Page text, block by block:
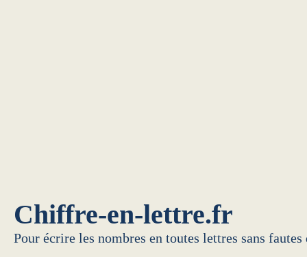
Chiffre-en-lettre.fr
Pour écrire les nombres en toutes lettres sans